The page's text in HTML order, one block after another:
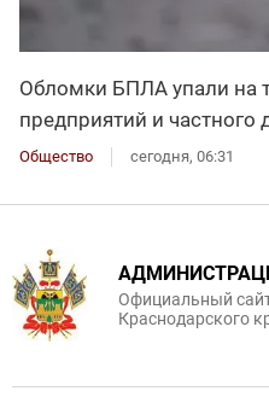
Обломки БПЛА упали на
предприятий и
Общество сегодня, 06:31
Официальный
Краснодарского